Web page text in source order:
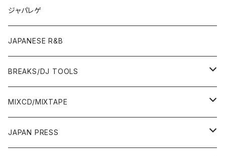
OTHERS
JAPANESE
OTHERS
ジャパレゲ
JAPANESE R&B
BREAKS/DJ TOOLS
BREAKS/MEGAMIX/CUT UP
RE-EDIT/DJ TOOLS
MIXCD/MIXTAPE
MIXCD
JAPAN PRESS